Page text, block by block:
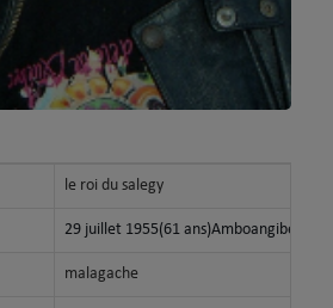
le roi du salegy
29 juillet 1955(61 ans)Amboangibe
malagache